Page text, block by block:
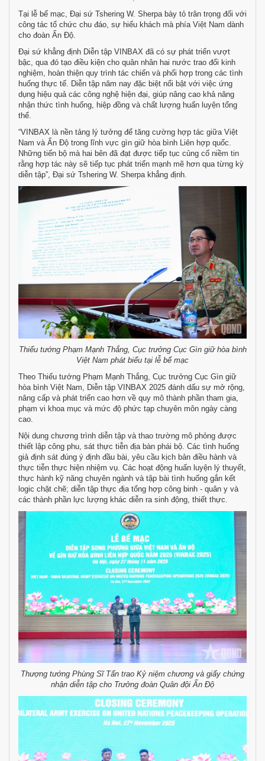
Tại lễ bế mạc, Đại sứ Tshering W. Sherpa bày tỏ trân trọng đối với
công tác tổ chức chu đáo, sự hiếu khách mà phía Việt Nam dành
cho đoàn Ấn Độ.
Đại sứ khẳng định Diễn tập VINBAX đã có sự phát triển vượt
bậc, qua đó tạo điều kiện cho quân nhân hai nước trao đổi kinh
nghiệm, hoàn thiện quy trình tác chiến và phối hợp trong các tình
huống thực tế. Diễn tập năm nay đặc biệt nổi bật với việc ứng
dụng hiệu quả các công nghệ hiện đại, giúp nâng cao khả năng
nhận thức tình huống, hiệp đồng và chất lượng huấn luyện tổng
thể.
“VINBAX là nền tảng lý tưởng để tăng cường hợp tác giữa Việt
Nam và Ấn Độ trong lĩnh vực gìn giữ hòa bình Liên hợp quốc.
Những tiến bộ mà hai bên đã đạt được tiếp tục củng cố niềm tin
rằng hợp tác này sẽ tiếp tục phát triển mạnh mẽ hơn qua từng kỳ
diễn tập”, Đại sứ Tshering W. Sherpa khẳng định.
Thiếu tướng Phạm Mạnh Thắng, Cục trưởng Cục Gìn giữ hòa bình
Việt Nam phát biểu tại lễ bế mạc
Theo Thiếu tướng Phạm Mạnh Thắng, Cục trưởng Cục Gìn giữ
hòa bình Việt Nam, Diễn tập VINBAX 2025 đánh dấu sự mở rộng,
nâng cấp và phát triển cao hơn về quy mô thành phần tham gia,
phạm vi khoa mục và mức độ phức tạp chuyên môn ngày càng
cao.
Nội dung chương trình diễn tập và thao trường mô phỏng được
thiết lập công phu, sát thực tiễn địa bàn phái bộ. Các tình huống
giả định sát đúng ý định đầu bài, yêu cầu kịch bản điều hành và
thực tiễn thực hiện nhiệm vụ. Các hoạt động huấn luyện lý thuyết,
thực hành kỹ năng chuyên ngành và tập bài tình huống gắn kết
logic chặt chẽ; diễn tập thực địa tổng hợp công binh - quân y và
các thành phần lực lượng khác diễn ra sinh động, thiết thực.
Thượng tướng Phùng Sĩ Tấn trao Kỷ niệm chương và giấy chứng
nhận diễn tập cho Trưởng đoàn Quân đội Ấn Độ